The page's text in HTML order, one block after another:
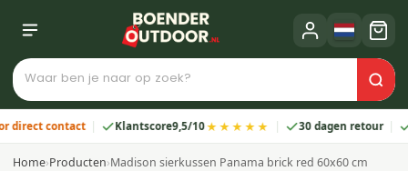
contact Klantscore9,5/10★★★★★ 30 dagen retour 2
Home›Producten›Madison sierkussen Panama brick red 60x60 cm